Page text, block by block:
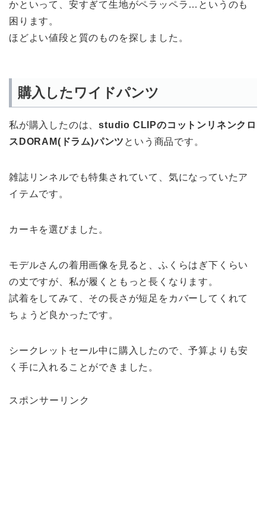
かといって、安すぎて生地がペラッペラ…というのも
困ります。
ほどよい値段と質のものを探しました。
購入したワイドパンツ
私が購入したのは、studio CLIPのコットンリネンクロ
スDORAM(ドラム)パンツ という商品です。
雑誌リンネルでも特集されていて、気になっていたア
イテムです。
カーキを選びました。
モデルさんの着用画像を見ると、ふくらはぎ下くらい
の丈ですが、私が履くともっと長くなります。
試着をしてみて、その長さが短足をカバーしてくれて
ちょうど良かったです。
シークレットセール中に購入したので、予算よりも安
く手に入れることができました。
スポンサーリンク